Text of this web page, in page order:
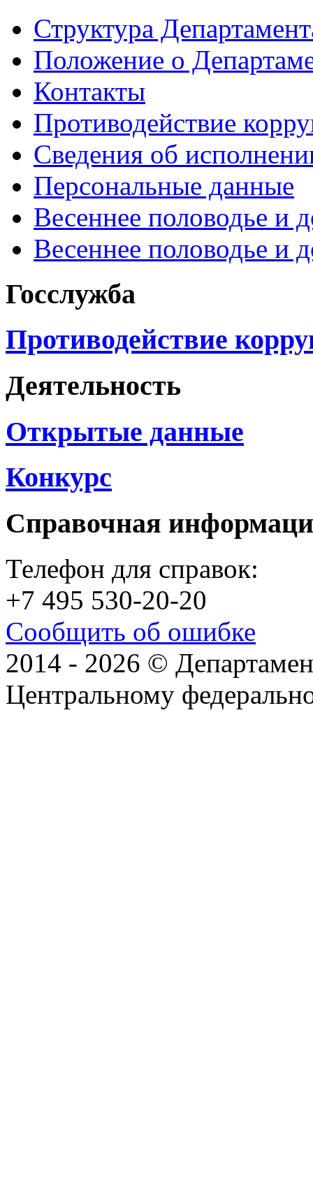
Структура
Положение о
Контакты
Противодействие
Сведения об
Персональные данные
Весеннее половодье и
Весеннее половодье и
Госслужба
Противодействие
Деятельность
Открытые данные
Конкурс
Справочная
Телефон для справок:
+7 495 530-20-20
Сообщить об ошибке
2014 - 2026 ©
Центральному